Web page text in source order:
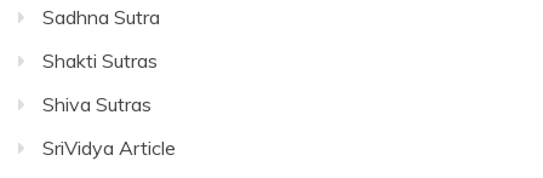
Sadhna Sutra
Shakti Sutras
Shiva Sutras
SriVidya Article